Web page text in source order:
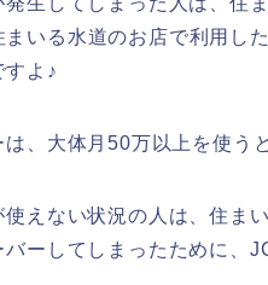
いる水道のお店で利用し
よ♪
、大体月50万以上を使う
えない状況の人は、住ま
ーしてしまったために、